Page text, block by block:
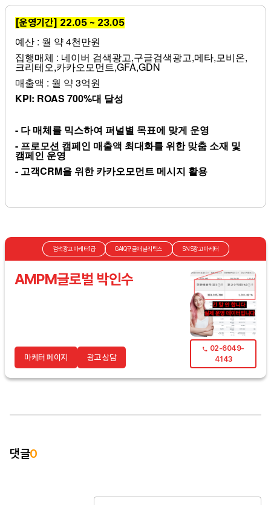
[운영기간] 22.05 ~ 23.05
예산 : 월 약 4천만원
집행매체 : 네이버 검색광고,구글검색광고,메타,모비온,
크리테오,카카오모먼트,GFA,GDN
매출액 : 월 약 3억원
KPI: ROAS 700%대 달성
- 다 매체를 믹스하여 퍼널별 목표에 맞게 운영
- 프로모션 캠페인 매출액 최대화를 위한 맞춤 소재 및
캠페인 운영
- 고객CRM을 위한 카카오모먼트 메시지 활용
검색광고마케터1급 GAIQ구글애널리틱스 SNS광고마케터
AMPM글로벌 박인수
마케터 페이지 광고 상담
02-6049-
4143
댓글0